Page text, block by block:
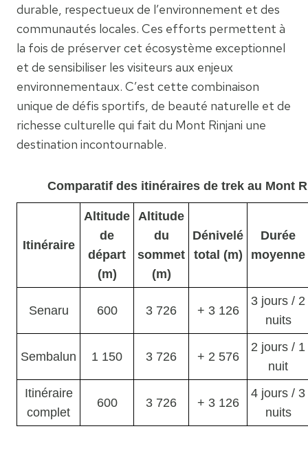
durable, respectueux de l’environnement et des
communautés locales. Ces efforts permettent à
la fois de préserver cet écosystème exceptionnel
et de sensibiliser les visiteurs aux enjeux
environnementaux. C’est cette combinaison
unique de défis sportifs, de beauté naturelle et de
richesse culturelle qui fait du Mont Rinjani une
destination incontournable.
Comparatif des itinéraires de trek au Mont
Itinéraire
Altitude
de
départ
(m)
Altitude
du
sommet
(m)
Dénivelé
total (m)
Durée
moyenne
Senaru 600 3 726 + 3 126
3 jours / 2
nuits
Sembalun 1 150 3 726 + 2 576
2 jours / 1
nuit
Itinéraire
complet
600 3 726 + 3 126
4 jours / 3
nuits